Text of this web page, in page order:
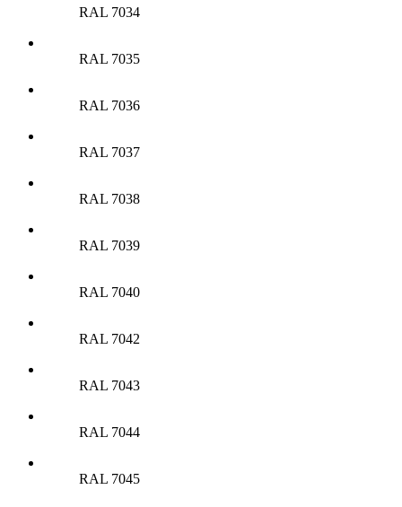
RAL 7034
RAL 7035
RAL 7036
RAL 7037
RAL 7038
RAL 7039
RAL 7040
RAL 7042
RAL 7043
RAL 7044
RAL 7045